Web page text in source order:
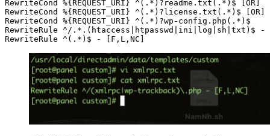
RewriteCond %{REQUEST_URI} ^(.*)?readme.txt(.*)$ [OR]
RewriteCond %{REQUEST_URI} ^(.*)?license.txt(.*)$ [OR]
RewriteCond %{REQUEST_URI} ^(.*)?wp-config.php(.*)$
RewriteRule ^/.*.(htaccess|htpasswd|ini|log|sh|txt)$ -
RewriteRule ^(.*)$ - [F,L,NC]